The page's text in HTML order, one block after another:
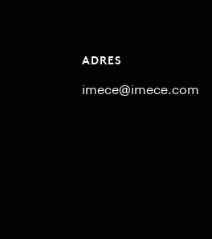
ADRES
imece@imece.com